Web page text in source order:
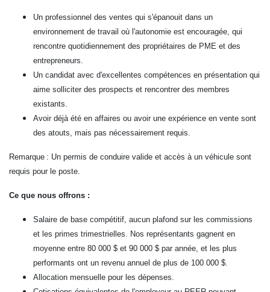
Un professionnel des ventes qui s'épanouit dans un
environnement de travail où l'autonomie est encouragée, qui
rencontre quotidiennement des propriétaires de PME et des
entrepreneurs.
Un candidat avec d'excellentes compétences en présentation qui
aime solliciter des prospects et rencontrer des membres
existants.
Avoir déjà été en affaires ou avoir une expérience en vente sont
des atouts, mais pas nécessairement requis.
Remarque : Un permis de conduire valide et accès à un véhicule sont
requis pour le poste.
Ce que nous offrons :
Salaire de base compétitif, aucun plafond sur les commissions
et les primes trimestrielles. Nos représentants gagnent en
moyenne entre 80 000 $ et 90 000 $ par année, et les plus
performants ont un revenu annuel de plus de 100 000 $.
Allocation mensuelle pour les dépenses.